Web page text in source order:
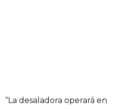
“La desaladora operará en